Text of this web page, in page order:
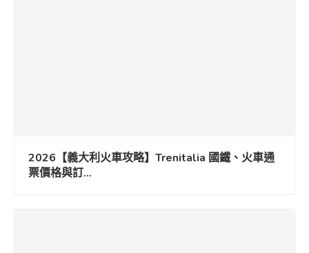
2026【義大利火車攻略】Trenitalia 國鐵、火車通
票價格與訂...